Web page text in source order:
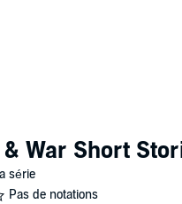
War Short
série
Pas de notations